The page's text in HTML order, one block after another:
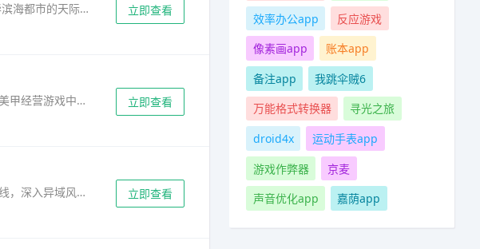
《超人飞行模拟器》最新版，融合3D沉浸式体验与自由探索玩法，带你化身终极守护者，在繁华滨海都市的天际间畅意翱翔。从低空掠过摩天楼宇，到高空俯冲云层，每一次飞行都充满挣脱重力... 立即查看
欢迎踏入《美甲小屋》最新版——一场集创意、经营与治愈于一体的指尖艺术之旅！在这款休闲美甲经营游戏中，你将亲手打造属于自己的专属美甲小店。从清新裸粉到炫彩霓虹，自由搭配万千... 立即查看
《世界垂钓之旅》官方正版全新上线，开启二次元风格的沉浸式钓鱼模拟经营之旅。踏上环球航线，深入异域风情海域，从深海秘境到热带岛屿，探索多样钓场，挑战百余种珍稀鱼类。精准把控... 立即查看
效率办公app
反应游戏
像素画app
账本app
备注app
我跳伞贼6
万能格式转换器
寻光之旅
droid4x
运动手表app
游戏作弊器
京麦
声音优化app
嘉荫app